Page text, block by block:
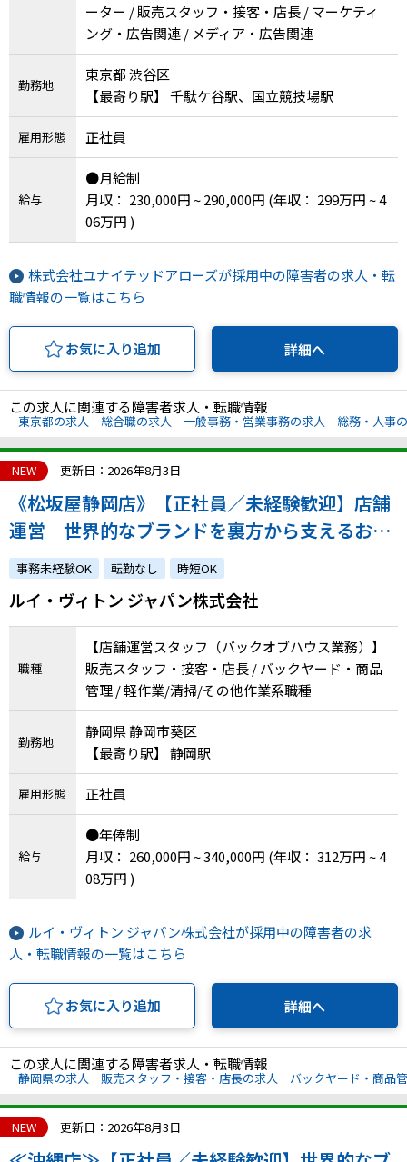
ーター / 販売スタッフ・接客・店長 / マーケティ
ング・広告関連 / メディア・広告関連
勤務地
東京都 渋谷区
【最寄り駅】 千駄ケ谷駅、国立競技場駅
雇用形態 正社員
給与
●月給制
月収： 230,000円 ~ 290,000円 (年収： 299万円 ~ 4
06万円 )
株式会社ユナイテッドアローズが採用中の障害者の求人・転
職情報の一覧はこちら
お気に入り追加 詳細へ
この求人に関連する障害者求人・転職情報
東京都の求人 総合職の求人 一般事務・営業事務の求人 総務・人事
NEW 更新日：2026年8月3日
《松坂屋静岡店》【正社員／未経験歓迎】店舗
運営｜世界的なブランドを裏方から支えるお仕
事｜あなたのホスピタリティを活かして顧客か
ら信頼される店舗に！｜atGPからの採用実績あ
り
事務未経験OK 転勤なし 時短OK
ルイ・ヴィトン ジャパン株式会社
職種
【店舗運営スタッフ（バックオブハウス業務）】
販売スタッフ・接客・店長 / バックヤード・商品
管理 / 軽作業/清掃/その他作業系職種
勤務地
静岡県 静岡市葵区
【最寄り駅】 静岡駅
雇用形態 正社員
給与
●年俸制
月収： 260,000円 ~ 340,000円 (年収： 312万円 ~ 4
08万円 )
ルイ・ヴィトン ジャパン株式会社が採用中の障害者の求
人・転職情報の一覧はこちら
お気に入り追加 詳細へ
この求人に関連する障害者求人・転職情報
静岡県の求人 販売スタッフ・接客・店長の求人 バックヤード・商品
NEW 更新日：2026年8月3日